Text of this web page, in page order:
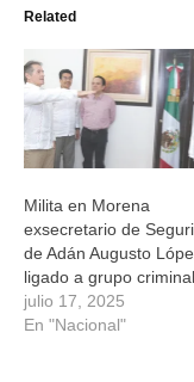
abre
una
ventana
nueva)
una
ventana
nueva)
Related
Milita en Morena
exsecretario de
de Adán Augusto
ligado a grupo criminal
julio 17, 2025
En "Nacional"